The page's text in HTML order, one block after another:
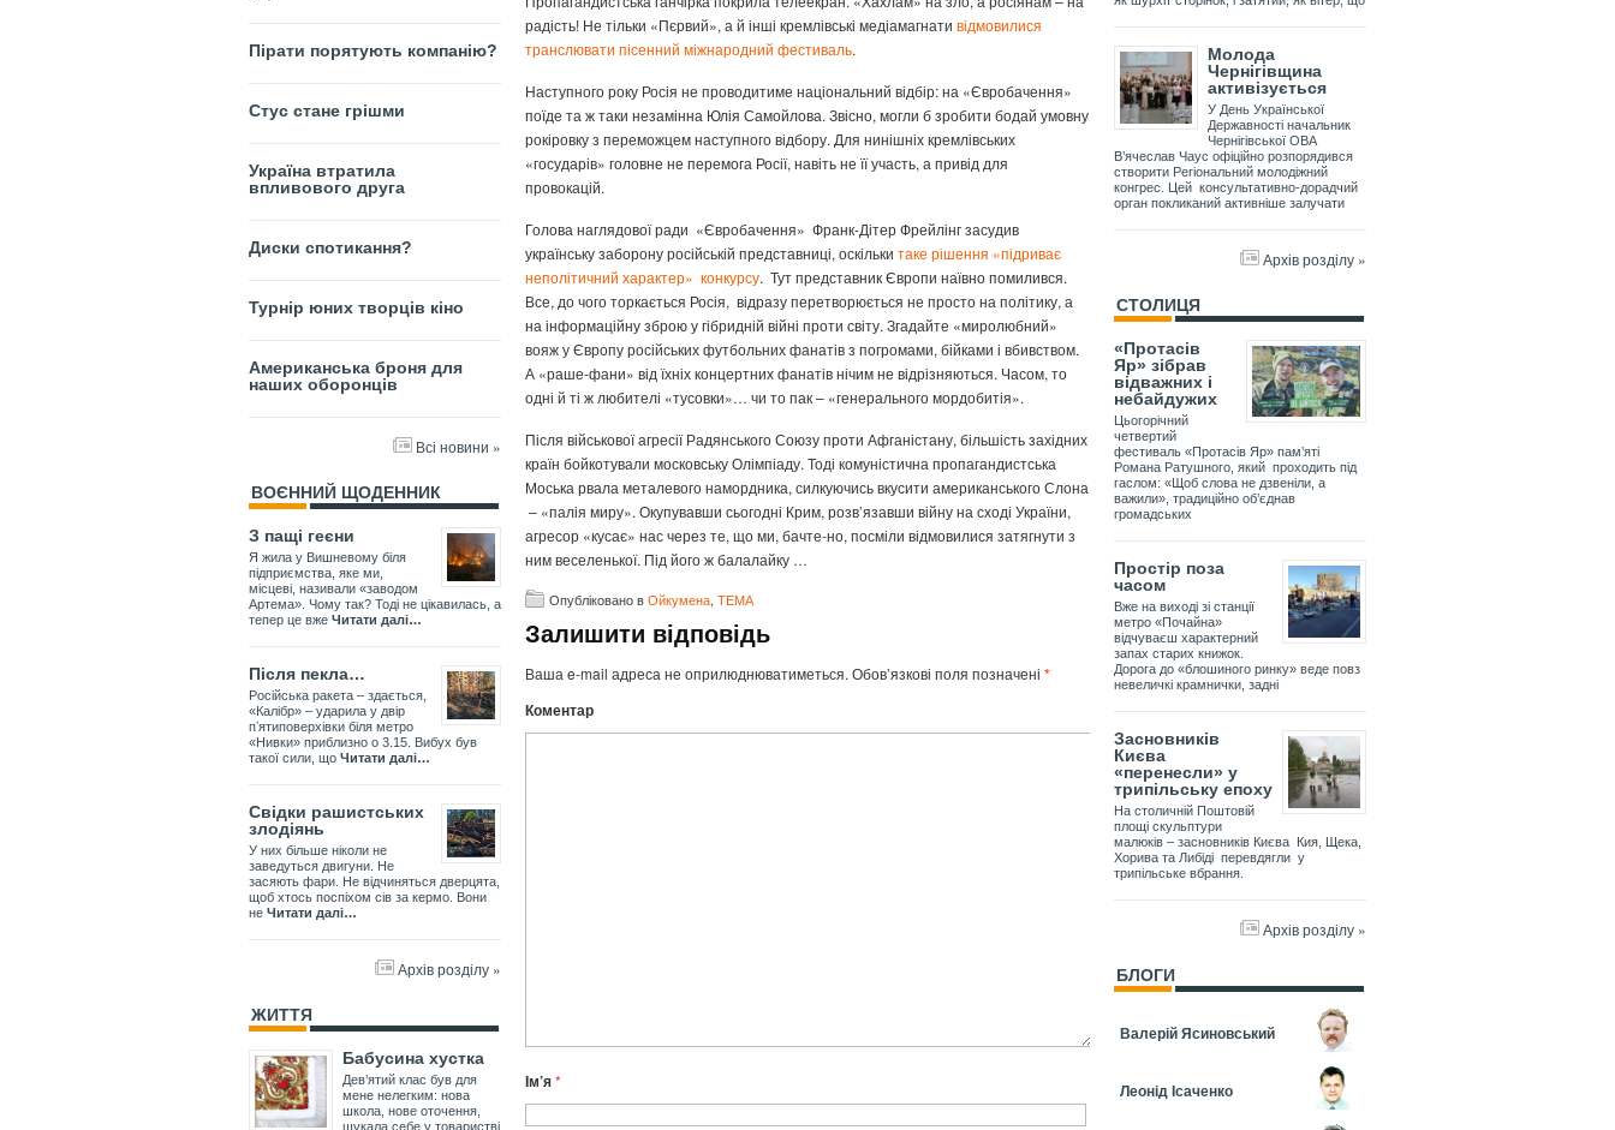
Пірати порятують компанію?
Стус стане грішми
Україна втратила
впливового друга
Диски спотикання?
Турнір юних творців кіно
Американська броня для
наших оборонців
Всі новини »
ВОЄННИЙ ЩОДЕННИК
З пащі геєни
Я жила у Вишневому біля
підприємства, яке ми,
місцеві, називали «заводом
Артема». Чому так? Тоді не цікавилась, а
тепер це вже Читати далі…
Після пекла…
Російська ракета – здається,
«Калібр» – ударила у двір
пʼятиповерхівки біля метро
«Нивки» приблизно о 3.15. Вибух був
такої сили, що Читати далі…
Свідки рашистських
злодіянь
У них більше ніколи не
заведуться двигуни. Не
засяють фари. Не відчиняться дверцята,
щоб хтось поспіхом сів за кермо. Вони
не Читати далі…
Архів розділу »
ЖИТТЯ
Бабусина хустка
Дев’ятий клас був для
мене нелегким: нова
школа, нове оточення,
шукала себе у товаристві
радість! Не тільки «Пєрвий», а й інші кремлівські медіамагнати відмовилися
транслювати пісенний міжнародний фестиваль.
Наступного року Росія не проводитиме національний відбір: на «Євробачення»
поїде та ж таки незамінна Юлія Самойлова. Звісно, могли б зробити бодай умовну
рокіровку з переможцем наступного відбору. Для нинішніх кремлівських
«государів» головне не перемога Росії, навіть не її участь, а привід для
провокацій.
Голова наглядової ради «Євробачення» Франк-Дітер Фрейлінг засудив
українську заборону російській представниці, оскільки таке рішення «підриває
неполітичний характер» конкурсу. Тут представник Європи наївно помилився.
Все, до чого торкається Росія, відразу перетворюється не просто на політику, а
на інформаційну зброю у гібридній війні проти світу. Згадайте «миролюбний»
вояж у Європу російських футбольних фанатів з погромами, бійками і вбивством.
А «раше-фани» від їхніх концертних фанатів нічим не відрізняються. Часом, то
одні й ті ж любителі «тусовки»… чи то пак – «генерального мордобитія».
Після військової агресії Радянського Союзу проти Афганістану, більшість західних
країн бойкотували московську Олімпіаду. Тоді комуністична пропагандистська
Моська рвала металевого намордника, силкуючись вкусити американського Слона
– «палія миру». Окупувавши сьогодні Крим, розв’язавши війну на сході України,
агресор «кусає» нас через те, що ми, бачте-но, посміли відмовилися затягнути з
ним веселенької. Під його ж балалайку …
Опубліковано вОйкумена, ТЕМА
Залишити відповідь
Ваша e-mail адреса не оприлюднюватиметься. Обов’язкові поля позначені *
Коментар
Ім’я*
Молода
Чернігівщина
активізується
У День Української
Державності начальник
Чернігівської ОВА
В’ячеслав Чаус офіційно розпорядився
створити Регіональний молодіжний
конгрес. Цей консультативно-дорадчий
орган покликаний активніше залучати
Архів розділу »
СТОЛИЦЯ
«Протасів
Яр» зібрав
відважних і
небайдужих
Цьогорічний
четвертий
фестиваль «Протасів Яр» пам’яті
Романа Ратушного, який проходить під
гаслом: «Щоб слова не дзвеніли, а
важили», традиційно об’єднав
громадських
Простір поза
часом
Вже на виході зі станції
метро «Почайна»
відчуваєш характерний
запах старих книжок.
Дорога до «блошиного ринку» веде повз
невеличкі крамнички, задні
Засновників
Києва
«перенесли» у
трипільську епоху
На столичній Поштовій
площі скульптури
малюків – засновників Києва Кия, Щека,
Хорива та Либіді перевдягли у
трипільське вбрання.
Архів розділу »
БЛОГИ
Валерій Ясиновський
Леонід Ісаченко